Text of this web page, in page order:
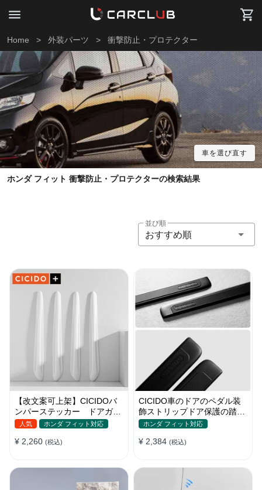
Home > 外装パーツ > 衝撃防止・プロテクター
車を選び直す
ホンダ フィット 衝撃防止・プロテクターの検索結果
並び順
おすすめ順
【改文案可上架】CICIDOバ
ンパーステッカー ドアガー
ド 衝突防止プロテクター 耐
人気 ホンダ フィット対応
¥ 2,260 (税込)
CICIDO車のドアのペダル装
飾ストリップドア保護の踏み
つけ防止
ホンダ フィット対応
¥ 2,384 (税込)